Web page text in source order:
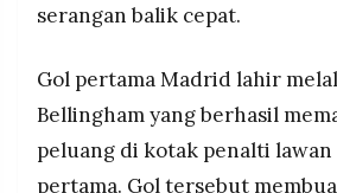
PRAMUDITA
serangan balik cepat.
Gol pertama Madrid lahir
Bellingham yang berhasil
peluang di kotak penalti lawan
pertama. Gol tersebut